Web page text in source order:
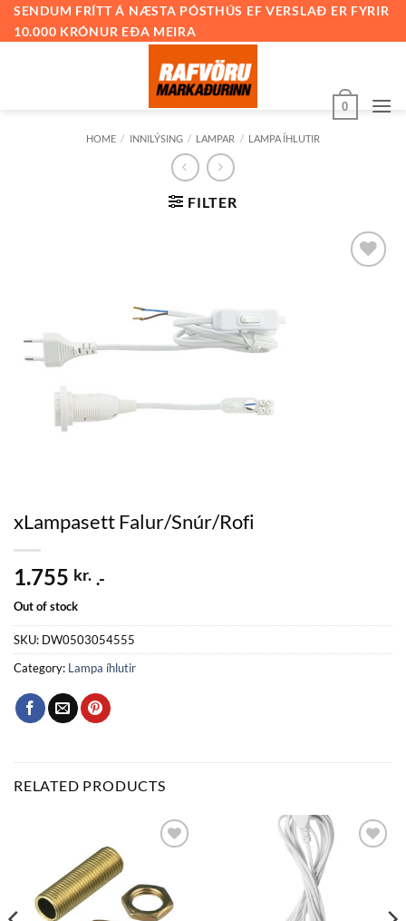
SkipSENDUM FRÍTT Á NÆSTA PÓSTHÚS EF VERSLAÐ ER FYRIR
10.000 KRÓNUR EÐA MEIRA
0
HOME / INNILÝSING / LAMPAR / LAMPA ÍHLUTIR
FILTER
xLampasett Falur/Snúr/Rofi
1.755 kr. .-
Out of stock
SKU: DW0503054555
Category: Lampa íhlutir
RELATED PRODUCTS
óskalista